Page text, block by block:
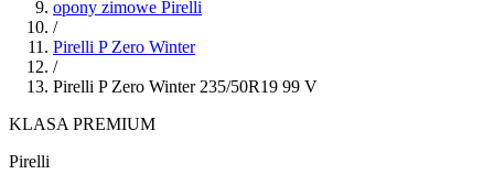
opony zimowe Pirelli
/
Pirelli P Zero Winter
/
Pirelli P Zero Winter 235/50R19 99 V
KLASA PREMIUM
Pirelli